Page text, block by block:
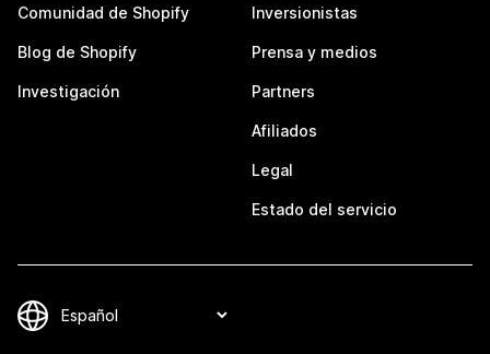
Comunidad de Shopify
Blog de Shopify
Investigación
Inversionistas
Prensa y medios
Partners
Afiliados
Legal
Estado del servicio